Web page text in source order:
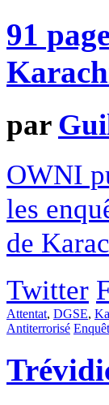
91
par
OWNI
les
de
Twitter
Attentat, DGSE,
Antiterrorisé